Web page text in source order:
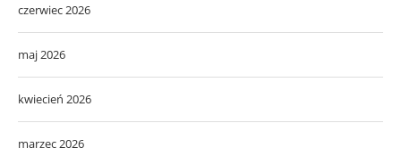
czerwiec 2026
maj 2026
kwiecień 2026
marzec 2026